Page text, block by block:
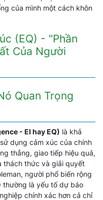
của mình một cách khôn
(EQ) - "Phần
Của Người
Quan Trọng
- EI hay EQ) là khả
dụng cảm xúc của chính
thẳng, giao tiếp hiệu quả,
thách thức và giải quyết
người phổ biến rộng
thường là yếu tố dự báo
chính xác hơn cả chỉ